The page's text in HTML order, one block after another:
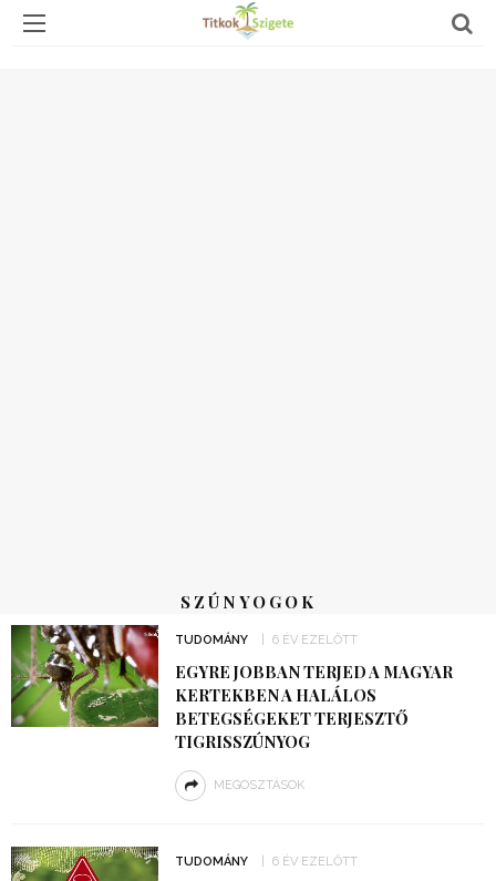
SZÚNYOGOK
TUDOMÁNY 6 ÉV EZELŐTT
EGYRE JOBBAN TERJED A MAGYAR
KERTEKBEN A HALÁLOS
BETEGSÉGEKET TERJESZTŐ
TIGRISSZÚNYOG
MEGOSZTÁSOK
TUDOMÁNY 6 ÉV EZELŐTT